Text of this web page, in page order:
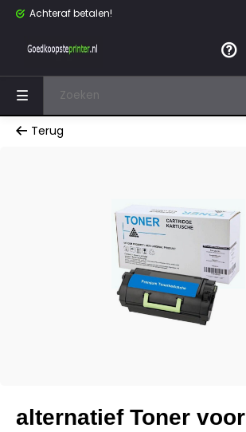
Achteraf betalen!
Terug
alternatief Toner voor